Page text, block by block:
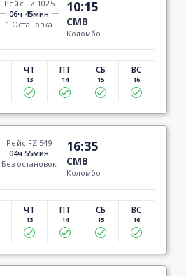
Рейс FZ 1025
06ч 45мин
1 Остановка
10:15
CMB
Коломбо
ЧТ
13
ПТ
14
СБ
15
ВС
16
Рейс FZ 549
04ч 55мин
Без остановок
16:35
CMB
Коломбо
ЧТ
13
ПТ
14
СБ
15
ВС
16